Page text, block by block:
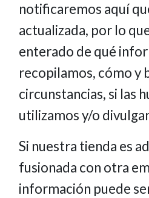
notificaremos aquí
actualizada, por lo
enterado de qué
recopilamos, cómo y
circunstancias, si las
utilizamos y/o
Si nuestra tienda es
fusionada con otra
información puede